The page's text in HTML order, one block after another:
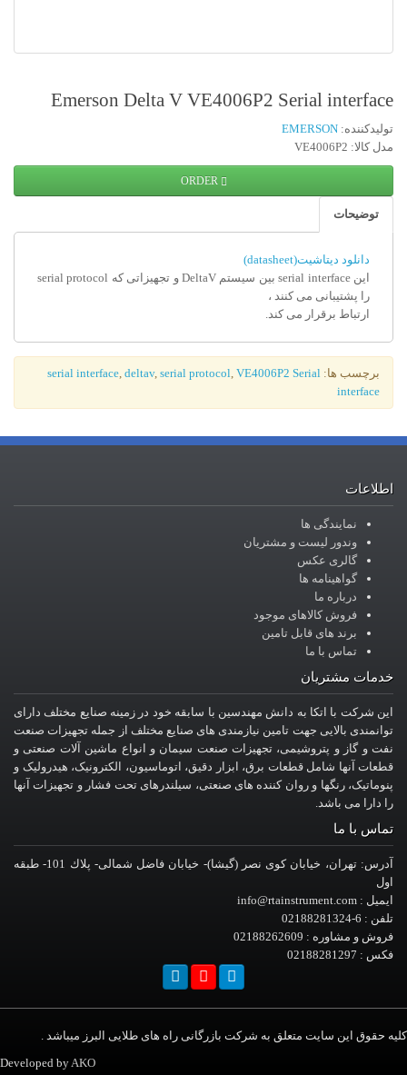
Emerson Delta V VE4006P2 Serial interface
تولیدکننده: EMERSON
مدل کالا: VE4006P2
ORDER
توضیحات
دانلود دیتاشیت(datasheet)
این serial interface بین سیستم DeltaV و تجهیزاتی که serial protocol
را پشتیبانی می کنند ،
ارتباط برقرار می کند.
برچسب ها: serial interface, deltav, serial protocol, VE4006P2 Serial
interface
اطلاعات
نمایندگی ها
وندور لیست و مشتریان
گالری عکس
گواهینامه ها
درباره ما
فروش کالاهای موجود
برند های قابل تامین
تماس با ما
خدمات مشتریان
این شرکت با اتکا به دانش مهندسین با سابقه خود در زمینه صنایع مختلف دارای
توانمندی بالایی جهت تامین نیازمندی های صنایع مختلف از جمله تجهیزات صنعت
نفت و گاز و پتروشیمی، تجهیزات صنعت سیمان و انواع ماشین آلات صنعتی و
قطعات آنها شامل قطعات برق، ابزار دقیق، اتوماسیون، الکترونیک، هیدرولیک و
پنوماتیک، رنگها و روان کننده های صنعتی، سیلندرهای تحت فشار و تجهیزات آنها
را دارا می باشد.
تماس با ما
آدرس: تهران، خيابان کوی نصر (گیشا)- خيابان فاضل شمالی- پلاك 101- طبقه
اول
ایمیل : info@rtainstrument.com
تلفن : 6-02188281324
فروش و مشاوره : 02188262609
فکس : 02188281297
کلیه حقوق این سایت متعلق به شرکت بازرگانی راه های طلایی البرز میباشد .
Developed byAKO